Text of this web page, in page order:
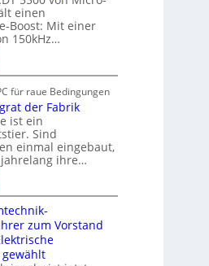
einen
Boost: Mit einer
150kHz…
für raue Bedingungen
der Fabrik
ist ein
Sind
einmal eingebaut,
ihre…
zum Vorstand